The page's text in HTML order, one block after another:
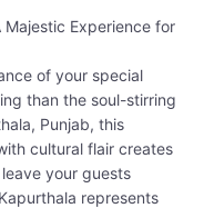
Majestic Experience for
of your special
than the soul-stirring
Punjab, this
cultural flair creates
your guests
represents